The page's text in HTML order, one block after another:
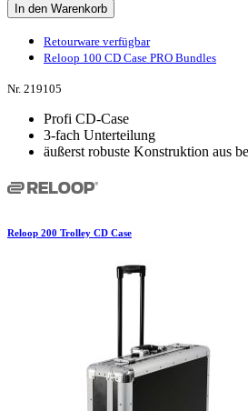
In den Warenkorb
Retourware verfügbar
Reloop 100 CD Case PRO Bundles
Nr. 219105
Profi CD-Case
3-fach Unterteilung
äußerst robuste Konstruktion aus
Reloop 200 Trolley CD Case